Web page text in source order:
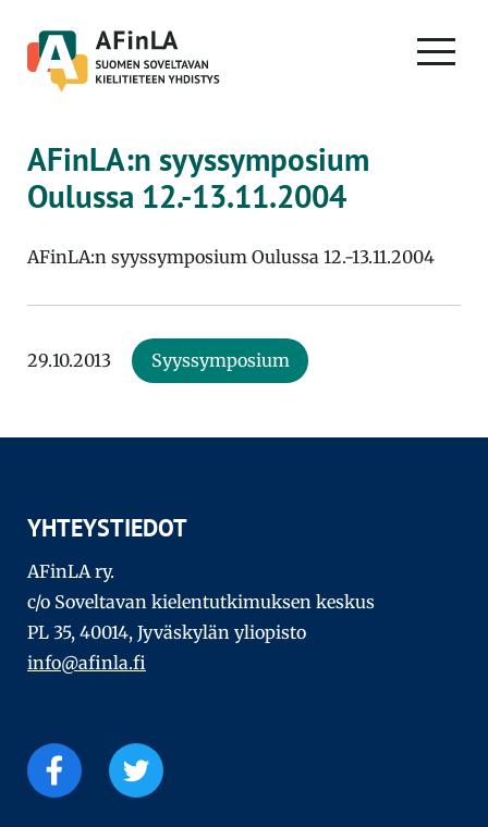
content
AFinLA:n syyssymposium
Oulussa 12.-13.11.2004
AFinLA:n syyssymposium Oulussa 12.-13.11.2004
29.10.2013 Syyssymposium
YHTEYSTIEDOT
AFinLA ry.
c/o Soveltavan kielentutkimuksen keskus
PL 35, 40014, Jyväskylän yliopisto
info@afinla.fi